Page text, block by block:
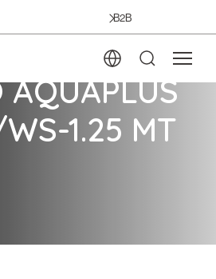
B2B
AQUAPLUS
1.25 MT